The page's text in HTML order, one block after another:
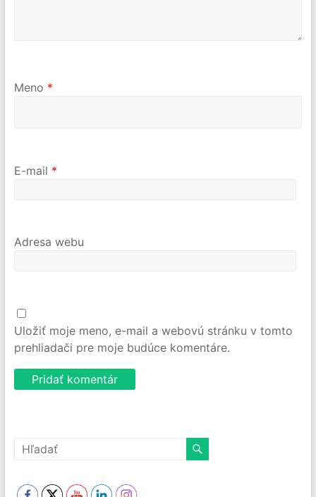
Meno *
E-mail *
Adresa webu
Uložiť moje meno, e-mail a webovú stránku v tomto
prehliadači pre moje budúce komentáre.